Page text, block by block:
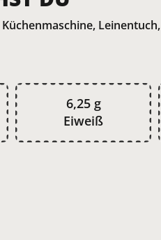
Leinentuch,
6,25 g
Eiweiß